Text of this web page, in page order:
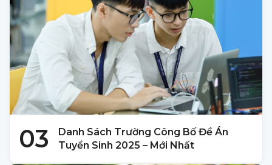
03
Danh Sách Trường Công Bố Đề Án
Tuyển Sinh 2025 – Mới Nhất